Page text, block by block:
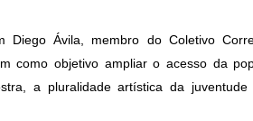
Diego Ávila, membro do Coletivo
como objetivo ampliar o acesso da
a pluralidade artística da